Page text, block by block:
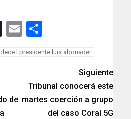
Threads
Email
l presidente luis abonader
de
Siguiente
Tribunal conocerá este
martes coerción a grupo
del caso Coral 5G